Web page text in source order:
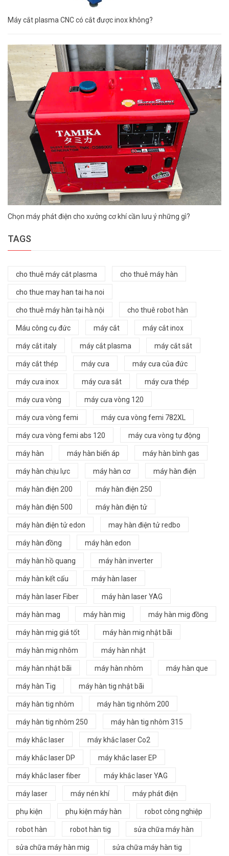
Máy cắt plasma CNC có cắt được inox không?
Chọn máy phát điện cho xưởng cơ khí cần lưu ý những gì?
TAGS
cho thuê máy cắt plasma cho thuê máy hàn
cho thue may han tai ha noi
cho thuê máy hàn tại hà nội cho thuê robot hàn
Máu công cụ đức máy cắt máy cắt inox
máy cắt italy máy cắt plasma máy cắt sắt
máy cắt thép máy cưa máy cưa của đức
máy cưa inox máy cưa sắt máy cưa thép
máy cưa vòng máy cưa vòng 120
máy cưa vòng femi máy cưa vòng femi 782XL
máy cưa vòng femi abs 120 máy cưa vòng tự động
máy hàn máy hàn biến áp máy hàn bình gas
máy hàn chịu lực máy hàn cơ máy hàn điện
máy hàn điện 200 máy hàn điện 250
máy hàn điện 500 máy hàn điện tử
máy hàn điện tử edon may hàn điện tử redbo
máy hàn đồng máy hàn edon
máy hàn hồ quang máy hàn inverter
máy hàn kết cấu máy hàn laser
máy hàn laser Fiber máy hàn laser YAG
máy hàn mag máy hàn mig máy hàn mig đồng
máy hàn mig giá tốt máy hàn mig nhật bãi
máy hàn mig nhôm máy hàn nhật
máy hàn nhật bãi máy hàn nhôm máy hàn que
máy hàn Tig máy hàn tig nhật bãi
máy hàn tig nhôm máy hàn tig nhôm 200
máy hàn tig nhôm 250 máy hàn tig nhôm 315
máy khắc laser máy khắc laser Co2
máy khắc laser DP máy khắc laser EP
máy khắc laser fiber máy khắc laser YAG
máy laser máy nén khí máy phát điện
phụ kiện phụ kiện máy hàn robot công nghiệp
robot hàn robot hàn tig sửa chữa máy hàn
sửa chữa máy hàn mig sửa chữa máy hàn tig